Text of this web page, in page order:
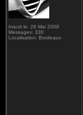
Inscrit le: 26 Mai 2009
Messages: 330
Localisation: Bordeaux